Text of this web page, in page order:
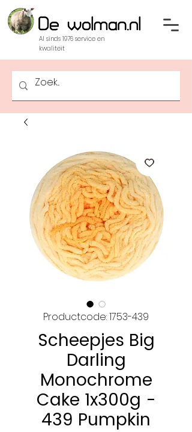
Al sinds 1976 service en
kwaliteit
Productcode: 1753-439
Scheepjes Big
Darling
Monochrome
Cake 1x300g -
439 Pumpkin